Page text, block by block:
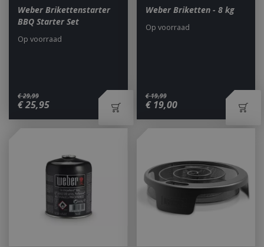
Weber Brikettenstarter
BBQ Starter Set
€ 29,99
€25,95
Op voorraad
Weber Briketten - 8 kg
€ 19,99
€ 19,00
Op voorraad